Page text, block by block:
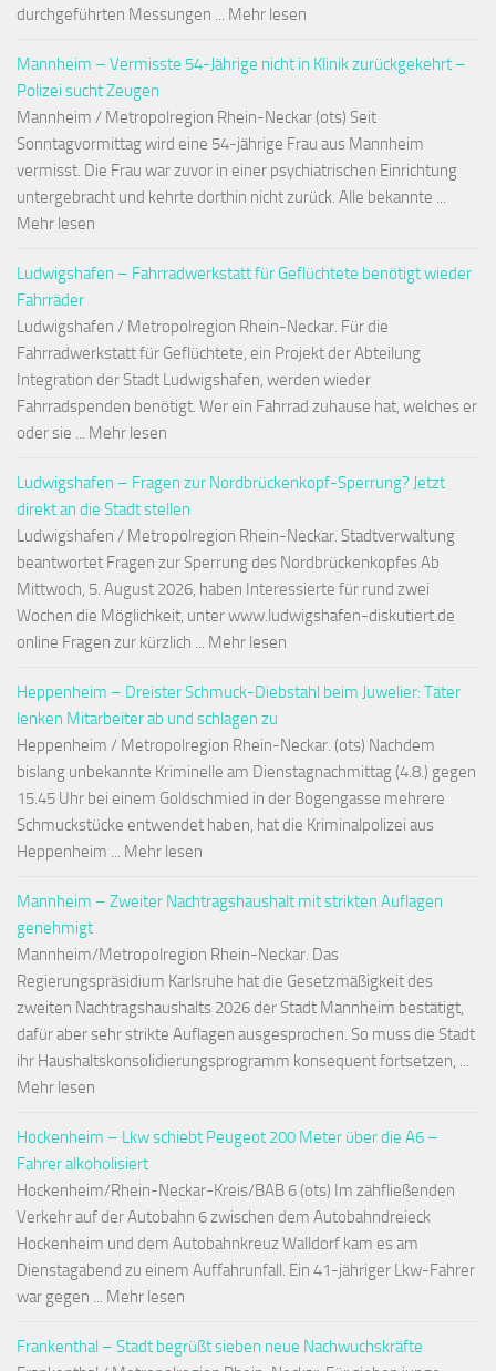
durchgeführten Messungen ... Mehr lesen
Mannheim – Vermisste 54-Jährige nicht in Klinik zurückgekehrt –
Polizei sucht Zeugen
Mannheim / Metropolregion Rhein-Neckar (ots) Seit
Sonntagvormittag wird eine 54-jährige Frau aus Mannheim
vermisst. Die Frau war zuvor in einer psychiatrischen Einrichtung
untergebracht und kehrte dorthin nicht zurück. Alle bekannte ...
Mehr lesen
Ludwigshafen – Fahrradwerkstatt für Geflüchtete benötigt wieder
Fahrräder
Ludwigshafen / Metropolregion Rhein-Neckar. Für die
Fahrradwerkstatt für Geflüchtete, ein Projekt der Abteilung
Integration der Stadt Ludwigshafen, werden wieder
Fahrradspenden benötigt. Wer ein Fahrrad zuhause hat, welches er
oder sie ... Mehr lesen
Ludwigshafen – Fragen zur Nordbrückenkopf-Sperrung? Jetzt
direkt an die Stadt stellen
Ludwigshafen / Metropolregion Rhein-Neckar. Stadtverwaltung
beantwortet Fragen zur Sperrung des Nordbrückenkopfes Ab
Mittwoch, 5. August 2026, haben Interessierte für rund zwei
Wochen die Möglichkeit, unter www.ludwigshafen-diskutiert.de
online Fragen zur kürzlich ... Mehr lesen
Heppenheim – Dreister Schmuck-Diebstahl beim Juwelier: Täter
lenken Mitarbeiter ab und schlagen zu
Heppenheim / Metropolregion Rhein-Neckar. (ots) Nachdem
bislang unbekannte Kriminelle am Dienstagnachmittag (4.8.) gegen
15.45 Uhr bei einem Goldschmied in der Bogengasse mehrere
Schmuckstücke entwendet haben, hat die Kriminalpolizei aus
Heppenheim ... Mehr lesen
Mannheim – Zweiter Nachtragshaushalt mit strikten Auflagen
genehmigt
Mannheim/Metropolregion Rhein-Neckar. Das
Regierungspräsidium Karlsruhe hat die Gesetzmäßigkeit des
zweiten Nachtragshaushalts 2026 der Stadt Mannheim bestätigt,
dafür aber sehr strikte Auflagen ausgesprochen. So muss die Stadt
ihr Haushaltskonsolidierungsprogramm konsequent fortsetzen, ...
Mehr lesen
Hockenheim – Lkw schiebt Peugeot 200 Meter über die A6 –
Fahrer alkoholisiert
Hockenheim/Rhein-Neckar-Kreis/BAB 6 (ots) Im zähfließenden
Verkehr auf der Autobahn 6 zwischen dem Autobahndreieck
Hockenheim und dem Autobahnkreuz Walldorf kam es am
Dienstagabend zu einem Auffahrunfall. Ein 41-jähriger Lkw-Fahrer
war gegen ... Mehr lesen
Frankenthal – Stadt begrüßt sieben neue Nachwuchskräfte